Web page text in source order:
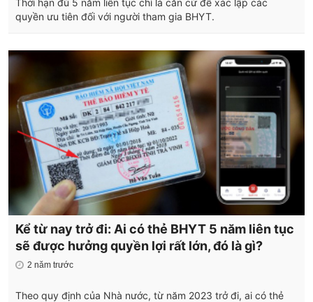
Thời hạn đủ 5 năm liên tục chỉ là căn cứ để xác lập các
quyền ưu tiên đối với người tham gia BHYT.
Kể từ nay trở đi: Ai có thẻ BHYT 5 năm liên tục
sẽ được hưởng quyền lợi rất lớn, đó là gì?
2 năm trước
Theo quy định của Nhà nước, từ năm 2023 trở đi, ai có thẻ